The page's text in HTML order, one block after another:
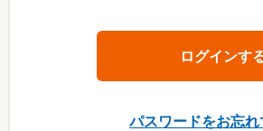
パスワードをお忘れ